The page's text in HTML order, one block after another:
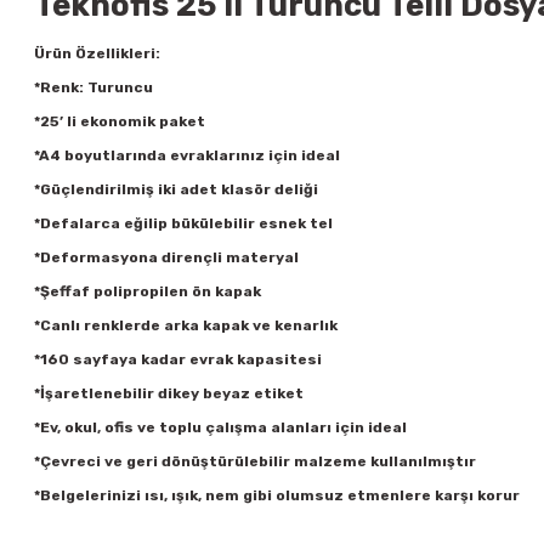
Ürün Özellikleri:
*Renk: Turuncu
*25’ li ekonomik paket
*A4 boyutlarında evraklarınız için ideal
*Güçlendirilmiş iki adet klasör deliği
*Defalarca eğilip bükülebilir esnek tel
*Deformasyona dirençli materyal
*Şeffaf polipropilen ön kapak
*Canlı renklerde arka kapak ve kenarlık
*160 sayfaya kadar evrak kapasitesi
*İşaretlenebilir dikey beyaz etiket
*Ev, okul, ofis ve toplu çalışma alanları için ideal
*Çevreci ve geri dönüştürülebilir malzeme kullanılmıştır
*Belgelerinizi ısı, ışık, nem gibi olumsuz etmenlere karşı korur